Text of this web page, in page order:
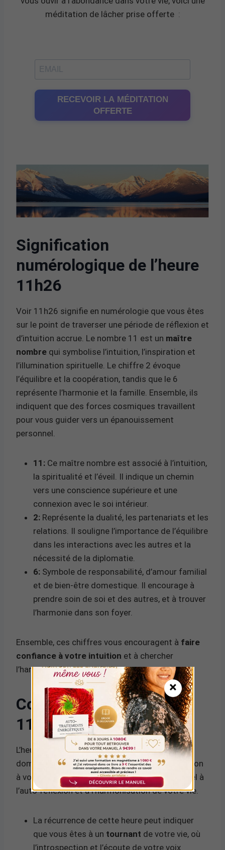
méditation de lâcher prise offerte :
RECEVOIR LA MÉDITATION
OFFERTE
Signification
numérologique de l’heure
11h26
Voir 11h26 signifie en numérologie que vous êtes
sur le point de traverser une période de réflexion et
d’intuition accrue. Le nombre 11 est un maître
nombre qui symbolise l’intuition, l’inspiration et
l’illumination spirituelle. Le chiffre 2 évoque
l’équilibre et la coopération, tandis que le 6
représente l’harmonie et la famille. Ensemble, ils
indiquent que des forces cosmiques travaillent
pour vous guider vers un épanouissement
personnel.
11: Ce maître nombre est associé à l’intuition,
la spiritualité et l’éveil. Il indique un chemin
vers une conscience supérieure et une
connexion avec le soi intérieur.
2: Représente la dualité, les partenariats et les
relations. Il souligne l’importance de l’équilibre
dans les interactions avec les autres et la
nécessité de la diplomatie.
6: Symbole de responsabilité, d’amour familial
et de bien-être domestique. Il encourage à
prendre soin de soi et des autres, et à trouver
l’harmonie dans son foyer.
Ensemble, ces chiffres vous encouragent à faire
confiance à votre intuition et à chercher
l’harmonie dans vos relations.
Conclusion pour l’heure
11h26
L’heure 11h26 est un message puissant du
domaine spirituel, vous invitant à prêter attention
à vos pensées et à vos émotions. C’est un appel à
l’auto-réflexion et à l’harmonisation de votre vie.
La récurrence de cette heure peut indiquer
que vous êtes à un tournant de votre vie, où
l’introspection et l’écoute de votre voix
×